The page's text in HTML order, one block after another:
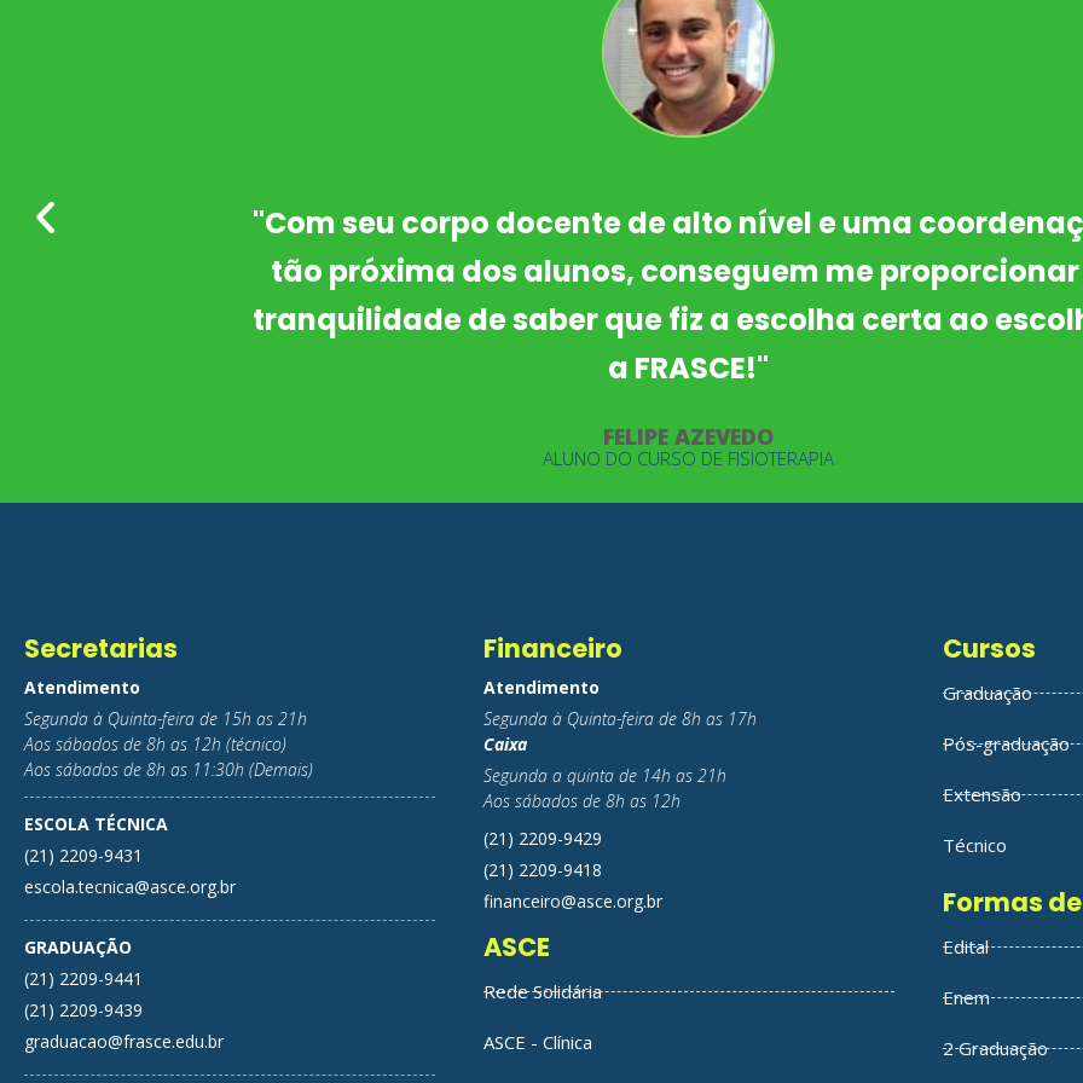
"Orgulho por ter escolhido a FRASCE para minha
em Fisioterapia. Instituição conceituada que preza
formação humanizada , com um Corpo Docente
qualificado."
ANGELITA
ALUNA DE PÓS GRADUAÇÃO
Secretarias
Atendimento
Segunda à Quinta-feira de 15h as 21h
Aos sábados de 8h as 12h (técnico)
Aos sábados de 8h as 11:30h (Demais)
ESCOLA TÉCNICA
(21) 2209-9431
escola.tecnica@asce.org.br
GRADUAÇÃO
(21) 2209-9441
(21) 2209-9439
graduacao@frasce.edu.br
Financeiro
Atendimento
Segunda à Quinta-feira de 8h as 17h
Caixa
Segunda a quinta de 14h as 21h
Aos sábados de 8h as 12h
(21) 2209-9429
(21) 2209-9418
financeiro@asce.org.br
ASCE
Rede Solidária
ASCE - Clínica
Cursos
Graduação
Pós-graduação
Extensão
Técnico
Formas
Edital
Enem
2 Graduação